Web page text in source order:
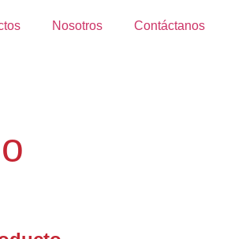
Nosotros Contáctanos